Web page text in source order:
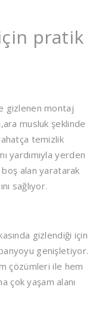
pratik
gizlenen montaj
musluk şeklinde
temizlik
yardımıyla yerden
boş alan yaratarak
sağlıyor.
gizlendiği için
genişletiyor.
çözümleri ile hem
çok yaşam alanı